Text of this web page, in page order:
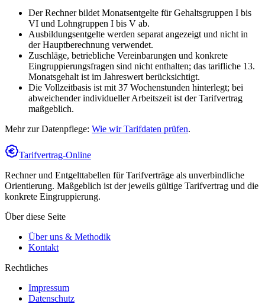
Der Rechner bildet Monatsentgelte für Gehaltsgruppen I bis
VI und Lohngruppen I bis V ab.
Ausbildungsentgelte werden separat angezeigt und nicht in
der Hauptberechnung verwendet.
Zuschläge, betriebliche Vereinbarungen und konkrete
Eingruppierungsfragen sind nicht enthalten; das tarifliche 13.
Monatsgehalt ist im Jahreswert berücksichtigt.
Die Vollzeitbasis ist mit 37 Wochenstunden hinterlegt; bei
abweichender individueller Arbeitszeit ist der Tarifvertrag
maßgeblich.
Mehr zur Datenpflege: Wie wir Tarifdaten prüfen.
Tarifvertrag-Online
Rechner und Entgelttabellen für Tarifverträge als unverbindliche
Orientierung. Maßgeblich ist der jeweils gültige Tarifvertrag und die
konkrete Eingruppierung.
Über diese Seite
Über uns & Methodik
Kontakt
Rechtliches
Impressum
Datenschutz